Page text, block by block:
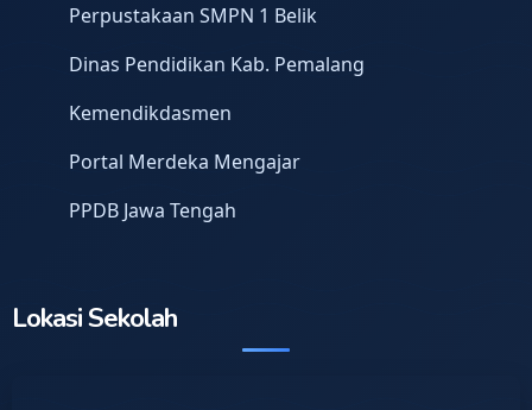
Perpustakaan SMPN 1 Belik
Dinas Pendidikan Kab. Pemalang
Kemendikdasmen
Portal Merdeka Mengajar
PPDB Jawa Tengah
Lokasi Sekolah